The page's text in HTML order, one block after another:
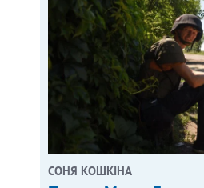
СОНЯ КОШКІНА